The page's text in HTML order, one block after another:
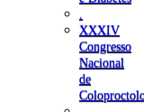
XXXIV
Congresso
Nacional
de